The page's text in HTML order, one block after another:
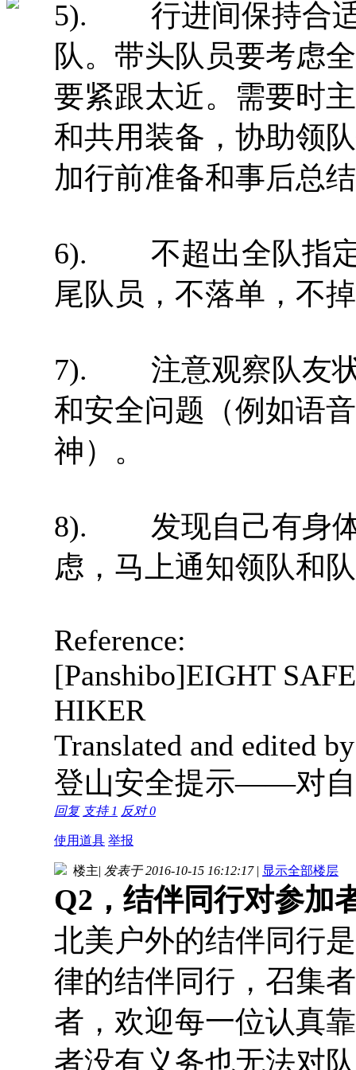
5). 行进间保持合适
队。带头队员要考虑
要紧跟太近。需要时
和共用装备，协助领
加行前准备和事后总
6). 不超出全队指定
尾队员，不落单，不
7). 注意观察队友状
和安全问题（例如语
神）。
8). 发现自己有身体
虑，马上通知领队和
Reference:
[Panshibo]EIGHT
HIKER
Translated and edited
登山安全提示——对
回复 支持 1 反对0
使用道具 举报
楼主| 发表于 2016-10-15 16:12:17 | 显示全部楼层
Q2，结伴同行对参加
北美户外的结伴同行
律的结伴同行，召集
者，欢迎每一位认真
者没有义务也无法对